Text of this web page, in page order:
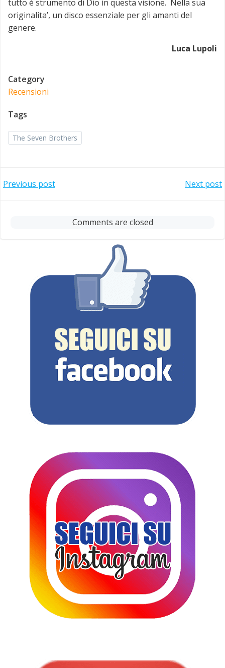
tutto è strumento di Dio in questa visione. Nella sua
originalita’, un disco essenziale per gli amanti del
genere.
Luca Lupoli
Category
Recensioni
Tags
The Seven Brothers
Post
navigation
Previous post
navigation
Next post
Comments are closed